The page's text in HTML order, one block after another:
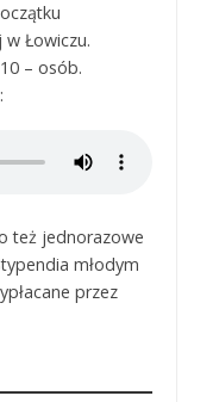
Łowiczu.
– osób.
też jednorazowe
młodym
przez